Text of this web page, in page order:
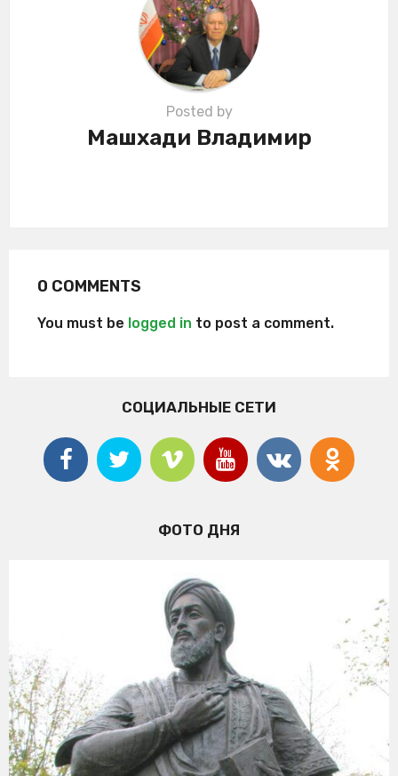
Posted by
Машхади Владимир
0 COMMENTS
You must be logged in to post a comment.
СОЦИАЛЬНЫЕ СЕТИ
ФОТО ДНЯ